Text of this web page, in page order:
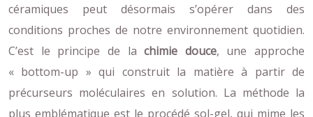
céramiques peut désormais s’opérer dans des
conditions proches de notre environnement quotidien.
C’est le principe de lachimie douce, une approche
« bottom-up » qui construit la matière à partir de
précurseurs moléculaires en solution. La méthode la
plus emblématique est le procédé sol-gel, qui mime les